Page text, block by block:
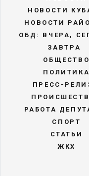
НОВОСТИ
НОВОСТИ
ОБД: ВЧЕРА,
ЗАВТРА
ОБЩЕСТВО
ПОЛИТИКА
ПРЕСС-
РАБОТА
СПОРТ
СТАТЬИ
ЖКХ